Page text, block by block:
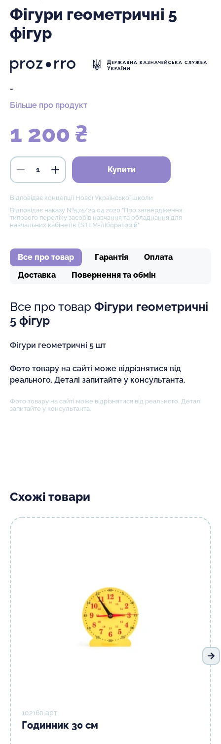
Фігури геометричні 5
фігур
-
Більше про продукт
1 200 ₴
Купити
Відповідає концепції Нової Української школи
Відповідає наказу №574/29.04.2020 "Про затвердження
типового переліку засобів навчання та обладнання для
навчальних кабінетів і STEM-лібораторій"
Все про товар Гарантія
Оплата
Доставка
Повернення та обмін
Все про товар Фігури геометричні
5 фігур
Фігури геометричні 5 шт
Фото товару на сайті може відрізнятися від
реального. Деталі запитайте у консультанта.
Фото товару на сайті може відрізнятися від реального. Деталі
запитайте у консультанта.
Схожі товари
10216в арт
Годинник 30 см